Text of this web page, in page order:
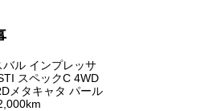
ル インプレッサ
スペックC 4WD
メタキャタ パール